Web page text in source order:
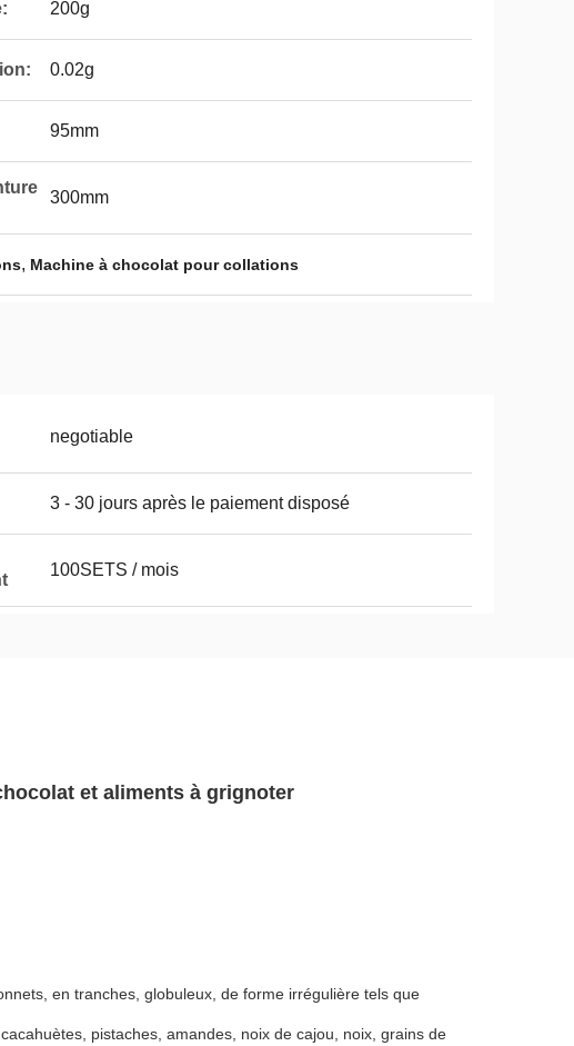
200g
0.02g
95mm
300mm
, Machine à chocolat pour collations
negotiable
3 - 30 jours après le paiement disposé
100SETS / mois
et aliments à grignoter
en tranches, globuleux, de forme irrégulière tels que
pistaches, amandes, noix de cajou, noix, grains de